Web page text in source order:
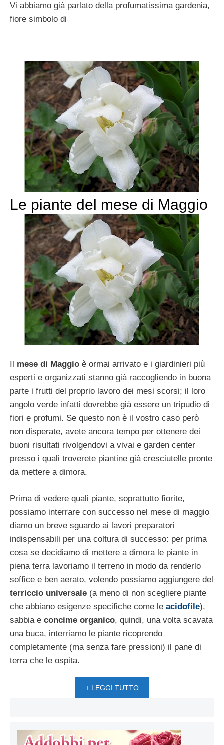
Vi abbiamo già parlato della profumatissima gardenia,
fiore simbolo di
Le piante del mese di Maggio
mese di Maggio è ormai arrivato e i giardinieri più
esperti e organizzati stanno già raccogliendo in buona
parte i frutti del proprio lavoro dei mesi scorsi; il loro
angolo verde infatti dovrebbe già essere un tripudio di
fiori e profumi. Se questo non è il vostro caso però
non disperate, avete ancora tempo per ottenere dei
buoni risultati rivolgendovi a vivai e garden center
presso i quali troverete piantine già cresciutelle pronte
da mettere a dimora.
Prima di vedere quali piante, soprattutto fiorite,
possiamo interrare con successo nel mese di maggio
diamo un breve sguardo ai lavori preparatori
indispensabili per una coltura di successo: per prima
cosa se decidiamo di mettere a dimora le piante in
piena terra lavoriamo il terreno in modo da renderlo
soffice e ben aerato, volendo possiamo aggiungere del
terriccio universale (a meno di non scegliere piante
che abbiano esigenze specifiche come le acidofile),
sabbia e concime organico, quindi, una volta scavata
una buca, interriamo le piante ricoprendo
completamente (ma senza fare pressioni) il pane di
terra che le ospita.
+ LEGGI TUTTO